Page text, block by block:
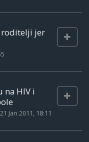
roditelji jer
na HIV i
21 Jan 2011, 18:11